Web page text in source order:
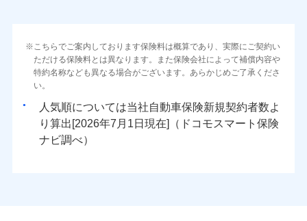
こちらでご案内しております保険料は概算であり、実際にご契約い
ただける保険料とは異なります。また保険会社によって補償内容や
特約名称なども異なる場合がございます。あらかじめご了承くださ
い。
人気順については当社
新規契約者数よ
り算出[
年 月
日現在]（ドコモスマート保険
ナビ調べ）